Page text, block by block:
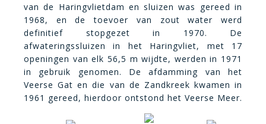
van de Haringvlietdam en sluizen was gereed in
1968, en de toevoer van zout water werd
definitief stopgezet in 1970.
De
afwateringssluizen in het Haringvliet, met 17
openingen van elk 56,5 m wijdte, werden in 1971
in gebruik genomen.
De afdamming van het
Veerse Gat en die van de Zandkreek kwamen in
1961 gereed, hierdoor ontstond het Veerse Meer.